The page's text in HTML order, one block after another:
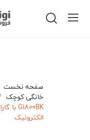
صفحه نخست
خانگی کوچک
الکترونیک